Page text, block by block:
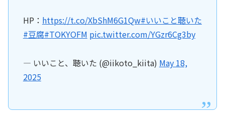
HP： https://t.co/XbShM6G1Qw#いいこと聴いた
#豆腐#TOKYOFM pic.twitter.com/YGzr6Cg3by
— いいこと、聴いた (@iikoto_kiita) May 18,
2025